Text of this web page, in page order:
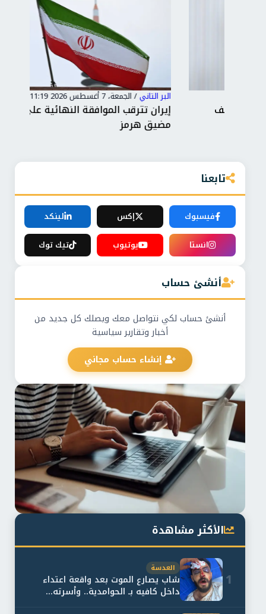
الجمعة، 7 أغسطس 2026 11:19 م
إيران تترقب الموافقة النهائية على اتفاق فتح
تابعنا
فيسبوك إكس
لينكد
انستا
يوتيوب تيك توك
أنشئ حساب
أنشئ حساب لكي نتواصل معك ويصلك كل جديد من
أخبار وتقارير سياسية
إنشاء حساب مجاني
الأكثر مشاهدة
1
العدسة
شاب يصارع الموت بعد واقعة اعتداء
داخل كافيه بـ الحوامدية.. وأسرته...